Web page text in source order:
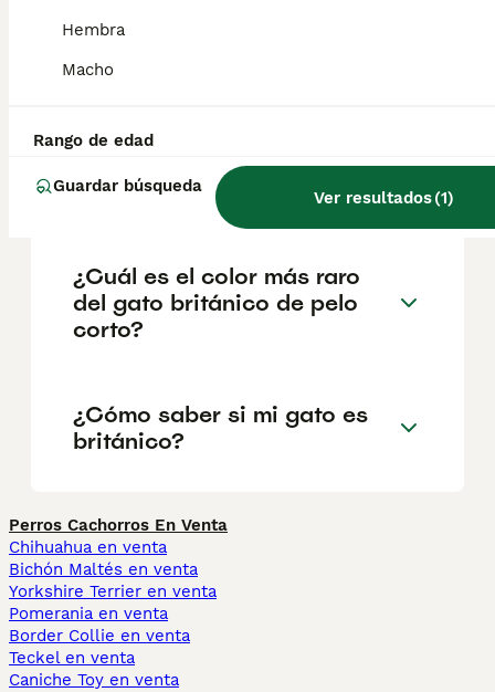
Hembra
Macho
Rango de edad
Guardar búsqueda
Ver resultados(1)
Informarse bien y comparar opciones antes
de comprometerse siempre es la mejor
¿Qué precio tiene un gato
británico?
¿Cuál es el color más raro
del gato británico de pelo
corto?
¿Cómo saber si mi gato es
británico?
Perros Cachorros En Venta
Chihuahua en venta
Bichón Maltés en venta
Yorkshire Terrier en venta
Pomerania en venta
Border Collie en venta
Teckel en venta
Caniche Toy en venta